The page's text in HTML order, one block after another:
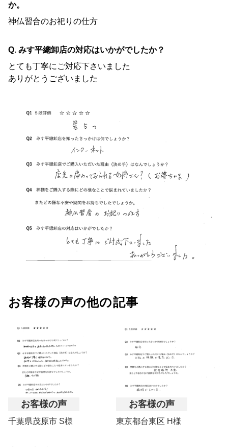
か。
神仏習合のお祀りの仕方
Q. みす平總卸店の対応はいかがでしたか？
とても丁寧にご対応下さいました
ありがとうございました
お客様の声の他の記事
お客様の声
千葉県茂原市 S様
お客様の声
東京都台東区 H様